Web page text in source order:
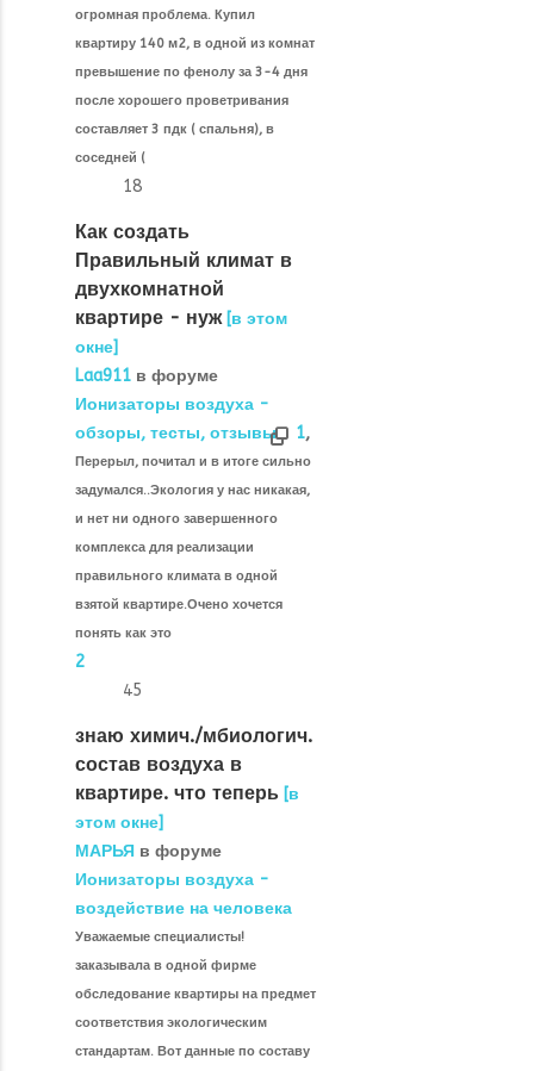
огромная проблема. Купил
квартиру 140 м2, в одной из комнат
превышение по фенолу за 3-4 дня
после хорошего проветривания
составляет 3 пдк ( спальня), в
соседней (
18
Как создать
Правильный климат в
двухкомнатной
квартире - нуж [в этом
окне]
Laa911 в форуме
Ионизаторы воздуха -
обзоры, тесты, отзывы
Перерыл, почитал и в итоге сильно
задумался..Экология у нас никакая,
и нет ни одного завершенного
комплекса для реализации
правильного климата в одной
взятой квартире.Очено хочется
понять как это
1,
2
45
знаю химич./мбиологич.
состав воздуха в
квартире. что теперь [в
этом окне]
МАРЬЯ в форуме
Ионизаторы воздуха -
воздействие на человека
Уважаемые специалисты!
заказывала в одной фирме
обследование квартиры на предмет
соответствия экологическим
стандартам. Вот данные по составу